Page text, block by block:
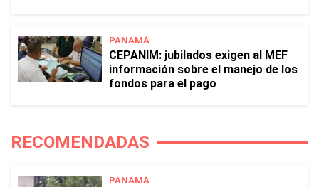
PANAMÁ
CEPANIM: jubilados exigen al MEF
información sobre el manejo de los
fondos para el pago
RECOMENDADAS
PANAMÁ